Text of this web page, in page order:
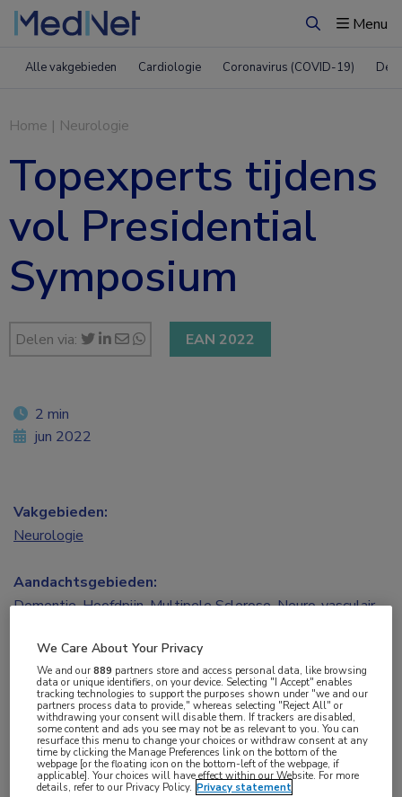
ZoekenMenu
Alle vakgebieden Cardiologie Coronavirus (COVID-19)
Home | Neurologie
Topexperts tijdens
vol Presidential
Symposium
Delen via: EAN 2022
Het Presidential Symposium is een van de
hoogtepunten tijdens het EAN-congres. Na twee
virtuele edities mocht het congres dit jaar
2 min
jun 2022
Vakgebieden:
Neurologie
Aandachtsgebieden:
Dementie,Hoofdpijn,Multipele Sclerose,Neuro-vasculair
Tags:
CVA,migraine
We Care About Your Privacy
We and our889 partners store and access personal data, like browsing
data or unique identifiers, on your device. Selecting "I Accept" enables
tracking technologies to support the purposes shown under "we and our
partners process data to provide," whereas selecting "Reject All" or
withdrawing your consent will disable them. If trackers are disabled,
some content and ads you see may not be as relevant to you. You can
resurface this menu to change your choices or withdraw consent at any
time by clicking the Manage Preferences link on the bottom of the
webpage [or the floating icon on the bottom-left of the webpage, if
applicable]. Your choices will have effect within our Website. For more
details, refer to our Privacy Policy. Privacy statement